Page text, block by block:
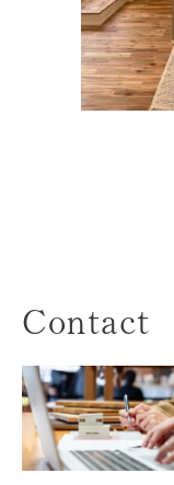
Contact